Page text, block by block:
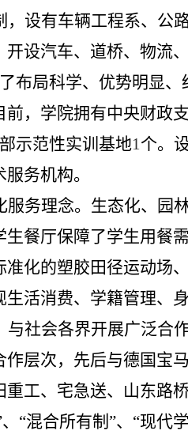
设有车辆工程系、公
设汽车、道桥、物流
布局科学、优势明显
，学院拥有中央财政
示范性实训基地1个。
务机构。
务理念。生态化、园
餐厅保障了学生用餐
化的塑胶田径运动场
活消费、学籍管理、
与社会各界开展广泛合
层次，先后与德国宝
工、宅急送、山东路
“混合所有制”、“现代